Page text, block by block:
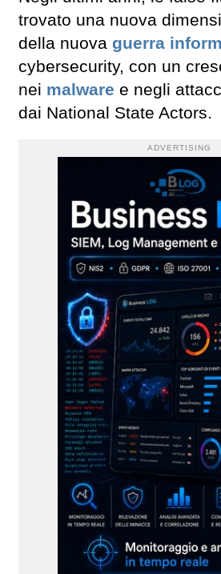
trovato una nuova
della nuova guerra
cybersecurity, con un
nei malware e negli
dai National State Actors.
ADVERTISING